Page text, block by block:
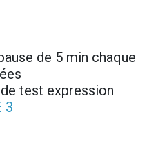
de 5 min chaque
test expression
3